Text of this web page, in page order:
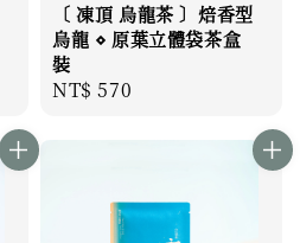
〔 凍頂 烏龍茶 〕焙香型
烏龍 ⋄ 原葉立體袋茶盒
裝
Regular
NT$ 570